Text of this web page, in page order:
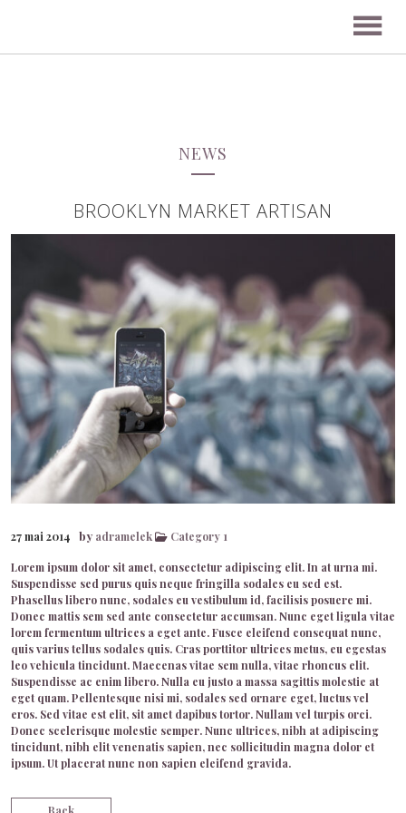
NEWS
BROOKLYN MARKET ARTISAN
27 mai 2014 by adramelek Category 1
Lorem ipsum dolor sit amet, consectetur adipiscing elit. In at urna mi.
Suspendisse sed purus quis neque fringilla sodales eu sed est.
Phasellus libero nunc, sodales eu vestibulum id, facilisis posuere mi.
Donec mattis sem sed ante consectetur accumsan. Nunc eget ligula vitae
lorem fermentum ultrices a eget ante. Fusce eleifend consequat nunc,
quis varius tellus sodales quis. Cras porttitor ultrices metus, eu egestas
leo vehicula tincidunt. Maecenas vitae sem nulla, vitae rhoncus elit.
Suspendisse ac enim libero. Nulla eu justo a massa sagittis molestie at
eget quam. Pellentesque nisi mi, sodales sed ornare eget, luctus vel
eros. Sed vitae est elit, sit amet dapibus tortor. Nullam vel turpis orci.
Donec scelerisque molestie semper. Nunc ultrices, nibh at adipiscing
tincidunt, nibh elit venenatis sapien, nec sollicitudin magna dolor et
ipsum. Ut placerat nunc non sapien eleifend gravida.
Back